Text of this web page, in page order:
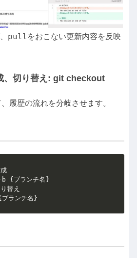
pull をおこない更新内容を反映
、切り替え: git checkout
履歴の流れを分岐させます。
{ブランチ名}
替え
ランチ名}